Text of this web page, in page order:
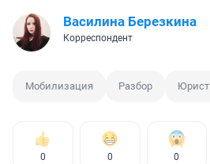
Василина Березкина
Корреспондент
Мобилизация Разбор Юрист
0 0 0